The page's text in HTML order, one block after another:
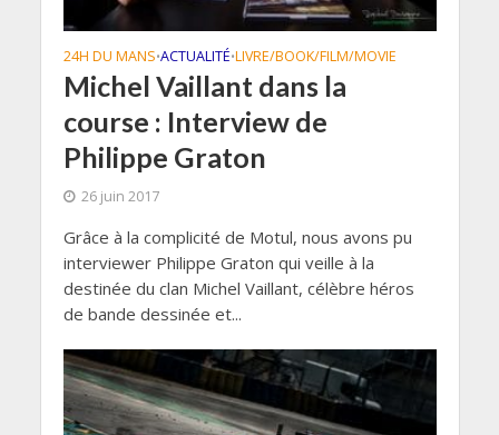
24H DU MANS•ACTUALITÉ•LIVRE/BOOK/FILM/MOVIE
Michel Vaillant dans la
course : Interview de
Philippe Graton
26 juin 2017
Grâce à la complicité de Motul, nous avons pu
interviewer Philippe Graton qui veille à la
destinée du clan Michel Vaillant, célèbre héros
de bande dessinée et...